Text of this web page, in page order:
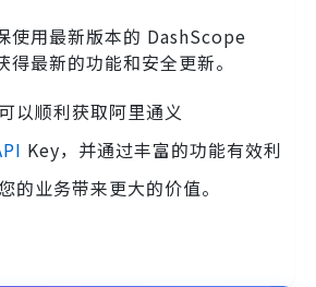
使用最新版本的 DashScope
得最新的功能和安全更新。
以顺利获取阿里通义
Key，并通过丰富的功能有效利
的业务带来更大的价值。